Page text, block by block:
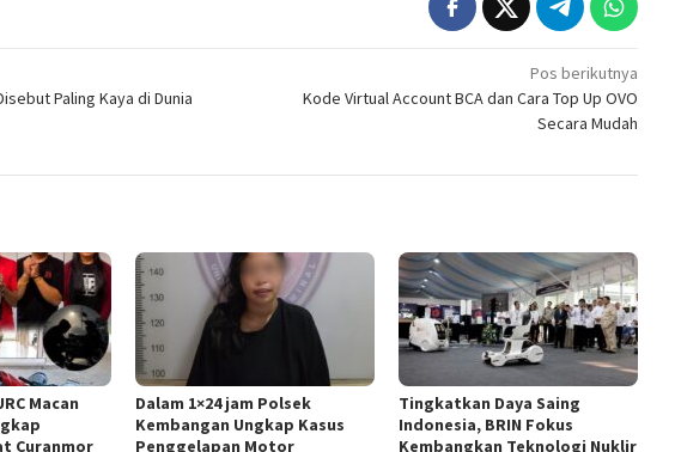
Paling Kaya di Dunia
Pos berikutnya
Kode Virtual Account BCA dan Cara Top Up OVO
Secara Mudah
Macan
Curanmor
Dalam 1×24 jam Polsek
Kembangan Ungkap Kasus
Penggelapan Motor
Tingkatkan Daya Saing
Indonesia, BRIN Fokus
Kembangkan Teknologi Nuklir